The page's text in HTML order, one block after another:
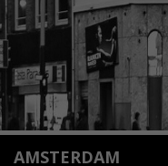
AMSTERDAM